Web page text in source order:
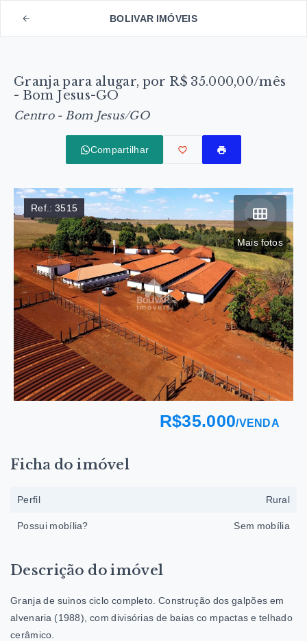
BOLIVAR IMÓVEIS
Granja para alugar, por R$ 35.000,00/mês
- Bom Jesus-GO
Centro - Bom Jesus/GO
Compartilhar
Mais fotos
Ref.:3515
R$35.000/VENDA
Descrição do imóvel
Granja de suinos ciclo completo. Construção dos galpões em
alvenaria (1988), com divisórias de baias co mpactas e telhado
cerâmico.
Ficha do imóvel
Perfil Rural
Possui mobília? Sem mobília